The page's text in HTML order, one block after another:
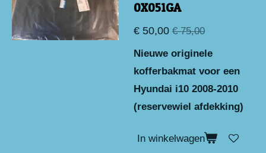
0X051GA
€ 50,00 € 75,00
Nieuwe originele
kofferbakmat voor een
Hyundai i10 2008-2010
(reservewiel afdekking)
In winkelwagen